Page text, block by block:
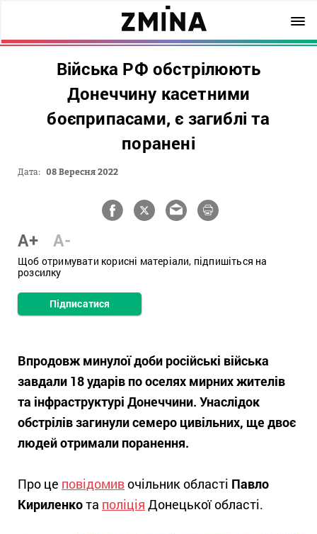
Війська РФ обстрілюють
Донеччину касетними
боєприпасами, є загиблі та
поранені
Дата: 08 Вересня 2022
A+ A-
Щоб отримувати корисні матеріали, підпишіться на
розсилку
Підписатися
Впродовж минулої доби російські війська
завдали 18 ударів по оселях мирних жителів
та інфраструктурі Донеччини. Унаслідок
обстрілів загинули семеро цивільних, ще двоє
людей отримали поранення.
Про це повідомивочільник області Павло
Кириленкота поліція Донецької області.